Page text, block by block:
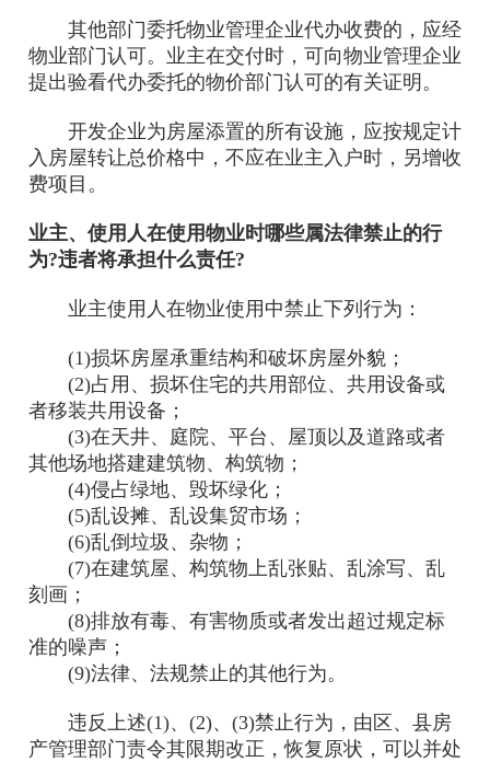
其他部门委托物业管理企业代办收费的，应经
物业部门认可。业主在交付时，可向物业管理企业
提出验看代办委托的物价部门认可的有关证明。
开发企业为房屋添置的所有设施，应按规定计
入房屋转让总价格中，不应在业主入户时，另增收
费项目。
业主、使用人在使用物业时哪些属法律禁止的行
为?违者将承担什么责任?
业主使用人在物业使用中禁止下列行为：
(1)损坏房屋承重结构和破坏房屋外貌；
(2)占用、损坏住宅的共用部位、共用设备或
者移装共用设备；
(3)在天井、庭院、平台、屋顶以及道路或者
其他场地搭建建筑物、构筑物；
(4)侵占绿地、毁坏绿化；
(5)乱设摊、乱设集贸市场；
(6)乱倒垃圾、杂物；
(7)在建筑屋、构筑物上乱张贴、乱涂写、乱
刻画；
(8)排放有毒、有害物质或者发出超过规定标
准的噪声；
(9)法律、法规禁止的其他行为。
违反上述(1)、(2)、(3)禁止行为，由区、县房
产管理部门责令其限期改正，恢复原状，可以并处